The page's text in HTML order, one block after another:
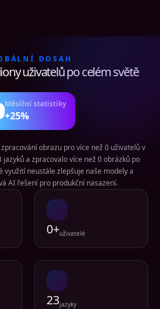
DOSAH
uživatelů po celém světě
Měsíční statistiky
+25%
obrazu pro více než 0 uživatelů v
a zpracovalo více než 0 obrázků po
využití neustále zlepšuje naše modely a
AI řešení pro produkční nasazení.
0+uživatelé
23jazyky